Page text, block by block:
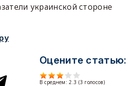
украинской стороне
Оцените статью:
В среднем:2.3 (3 голосов)